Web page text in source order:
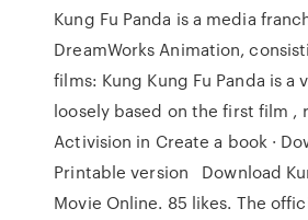
Kung Fu Panda is a media
DreamWorks Animation,
films: Kung Kung Fu Panda is a
loosely based on the first film ,
Activision in Create a book ·
Printable version Download
Movie Online. 85 likes. The